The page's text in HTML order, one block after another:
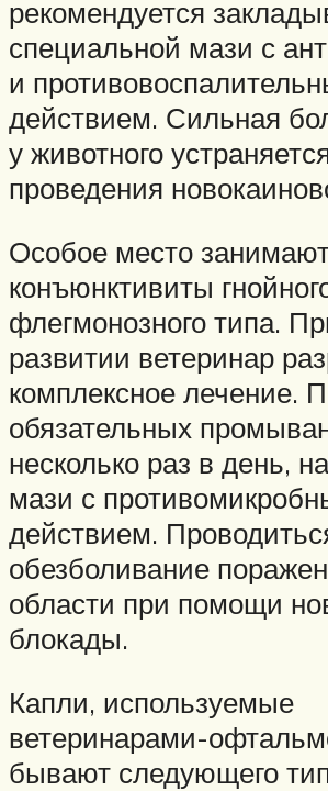
рекомендуется
специальной мази с
и
действием. Сильная
у животного
проведения
Особое место
конъюнктивиты
флегмонозного типа.
развитии ветеринар
комплексное лечение.
обязательных
несколько раз в день,
мази с
действием.
обезболивание
области при помощи
блокады.
Капли, используемые
ветеринарами-
бывают следующего